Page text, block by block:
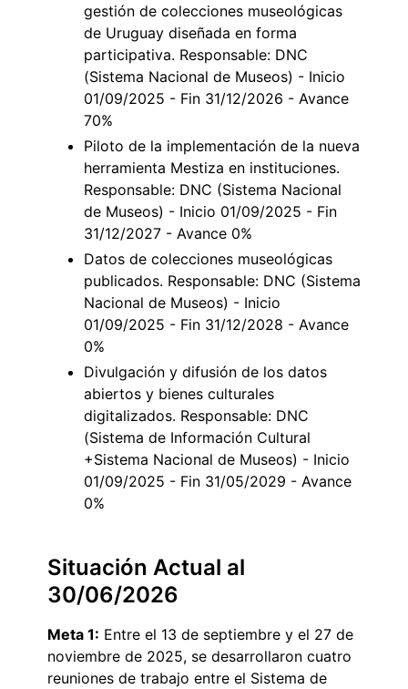
gestión de colecciones museológicas
de Uruguay diseñada en forma
participativa. Responsable: DNC
(Sistema Nacional de Museos) - Inicio
01/09/2025 - Fin 31/12/2026 - Avance
70%
Piloto de la implementación de la nueva
herramienta Mestiza en instituciones.
Responsable: DNC (Sistema Nacional
de Museos) - Inicio 01/09/2025 - Fin
31/12/2027 - Avance 0%
Datos de colecciones museológicas
publicados. Responsable: DNC (Sistema
Nacional de Museos) - Inicio
01/09/2025 - Fin 31/12/2028 - Avance
0%
Divulgación y difusión de los datos
abiertos y bienes culturales
digitalizados. Responsable: DNC
(Sistema de Información Cultural
+Sistema Nacional de Museos) - Inicio
01/09/2025 - Fin 31/05/2029 - Avance
0%
Situación Actual al
30/06/2026
Meta 1: Entre el 13 de septiembre y el 27 de
noviembre de 2025, se desarrollaron cuatro
reuniones de trabajo entre el Sistema de